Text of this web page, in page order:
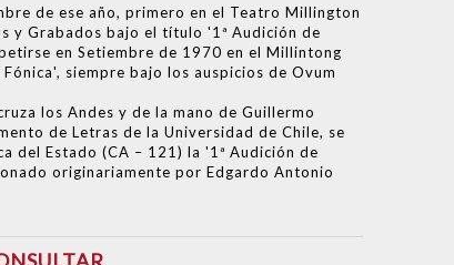
de ese año, primero en el Teatro Millington
y Grabados bajo el título '1ª Audición de
en Setiembre de 1970 en el Millintong
siempre bajo los auspicios de Ovum
los Andes y de la mano de Guillermo
de Letras de la Universidad de Chile, se
del Estado (CA – 121) la '1ª Audición de
originariamente por Edgardo Antonio